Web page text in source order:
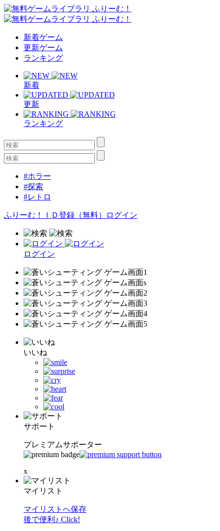
新着ゲーム
更新ゲーム
ランキング
新着
更新
ランキング
#ホラー
#探索
#レトロ
ふりーむ！ＩＤ登録（無料） ログイン
ログイン
いいね
サポート
プレミアムサポーター
x
マイリスト
マイリストへ保存
後で便利♪ Click!